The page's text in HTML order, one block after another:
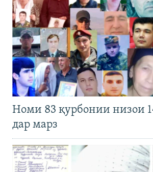
Номи 83 қурбонии низои
дар марз